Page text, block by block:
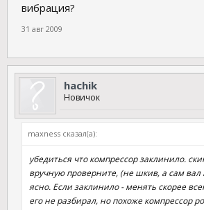
вибрация?
31 авг 2009
hachik
Новичок
maxness сказал(а):
убедиться что компрессор заклинило.
вручную проверните, (не шкив, а сам вал
ясно. Если заклинило - менять скорее
его не разбирал, но похоже компрессор